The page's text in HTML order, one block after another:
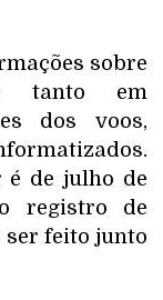
sobre
tanto em
dos voos,
é de julho de
registro de
ser feito junto